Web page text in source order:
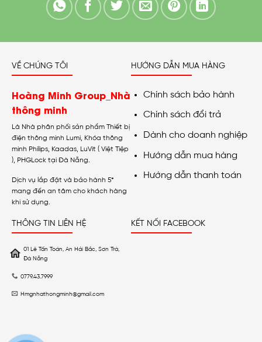
VỀ CHÚNG TÔI
Hoàng Minh Group_Nhà
thông minh
Là Nhà phân phối sản phẩm Thiết bị
điện thông minh Lumi, Khóa thông
minh Philips, Kaadas, LuVit ( Việt Tiệp
), PHGLock tại Đà Nẵng.
Dịch vụ lắp đặt và bảo hành 5*
mang đến an tâm cho khách hàng
khi sử dụng.
HƯỚNG DẪN MUA HÀNG
Chính sách bảo hành
Chính sách đổi trả
Dành cho doanh nghiệp
Hướng dẫn mua hàng
Hướng dẫn thanh toán
THÔNG TIN LIÊN HỆ
01 Lê Tấn Toán, An Hải Bắc, Sơn Trà,
Đà Nẵng
0779.43.7999
Hmgnhathongminh@gmail.com
KẾT NỐI FACEBOOK